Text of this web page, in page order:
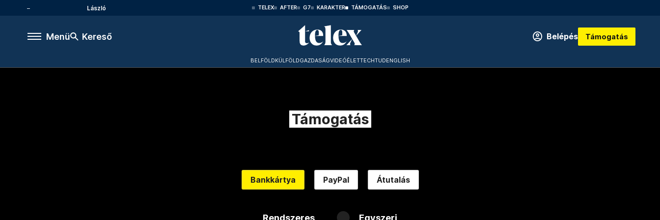
László TELEX AFTER G7 KARAKTER TÁMOGATÁS SHOP
Menü Kereső Belépés Támogatás
BELFÖLDKÜLFÖLDGAZDASÁGVIDEÓÉLETTECHTUDENGLISH
Támogatás
Bankkártya PayPal Átutalás
Rendszeres Egyszeri